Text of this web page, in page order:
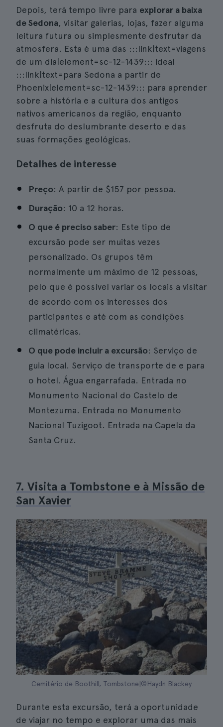
Depois, terá tempo livre para explorar a baixa
de Sedona, visitar galerias, lojas, fazer alguma
leitura futura ou simplesmente desfrutar da
atmosfera. Esta é uma das :::link|text=viagens
de um dia|element=sc-12-1439::: ideal
:::link|text=para Sedona a partir de
Phoenix|element=sc-12-1439::: para aprender
sobre a história e a cultura dos antigos
nativos americanos da região, enquanto
desfruta do deslumbrante deserto e das
suas formações geológicas.
Detalhes de interesse
Preço: A partir de $157 por pessoa.
Duração: 10 a 12 horas.
O que é preciso saber: Este tipo de
excursão pode ser muitas vezes
personalizado. Os grupos têm
normalmente um máximo de 12 pessoas,
pelo que é possível variar os locais a visitar
de acordo com os interesses dos
participantes e até com as condições
climatéricas.
O que pode incluir a excursão: Serviço de
guia local. Serviço de transporte de e para
o hotel. Água engarrafada. Entrada no
Monumento Nacional do Castelo de
Montezuma. Entrada no Monumento
Nacional Tuzigoot. Entrada na Capela da
Santa Cruz.
7. Visita a Tombstone e à Missão de
San Xavier
Cemitério de Boothill, Tombstone|©Haydn Blackey
Durante esta excursão, terá a oportunidade
de viajar no tempo e explorar uma das mais